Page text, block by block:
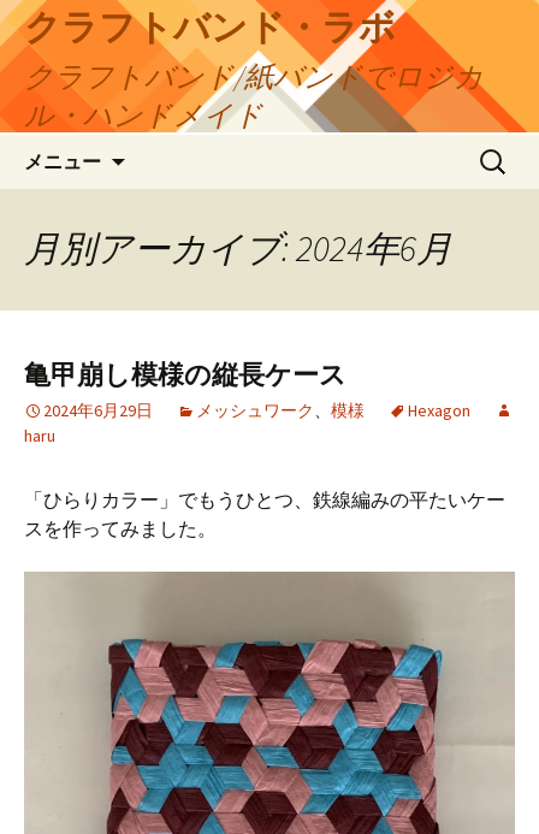
コ
ン
テ
ツ
ス
クラフトバンド・ラボ
クラフトバンド/紙バンドでロジカ
ル・ハンドメイド
メニュー
検
索:
月別アーカイブ: 2024年6月
亀甲崩し模様の縦長ケース
2024年6月29日 メッシュワーク、 模様
Hexagon
haru
「ひらりカラー」でもうひとつ、鉄線編みの平たいケー
スを作ってみました。